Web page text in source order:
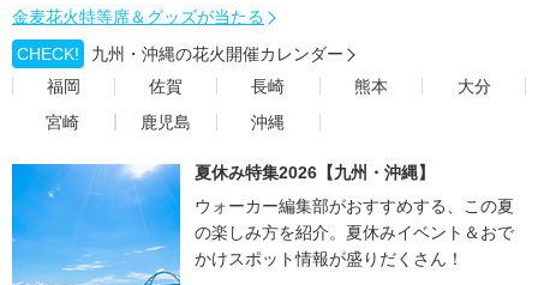
金麦花火特等席＆グッズが当たる
CHECK!
九州・沖縄の花火開催カレンダー
福岡
佐賀 長崎 熊本
大分
宮崎
鹿児島 沖縄
夏休み特集2026【九州・沖縄】
ウォーカー編集部がおすすめする、この夏
の楽しみ方を紹介。夏休みイベント＆おで
かけスポット情報が盛りだくさん！